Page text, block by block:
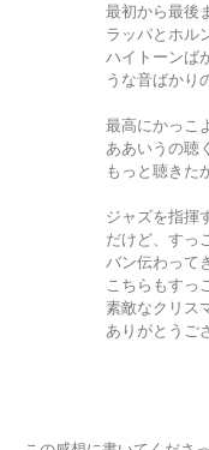
最初から最後
ラッパとホル
ハイトーンば
うな音ばかり
最高にかっこ
ああいうの聴
もっと聴きた
ジャズを指揮
だけど、すっ
バン伝わって
こちらもすっ
素敵なクリス
ありがとうご